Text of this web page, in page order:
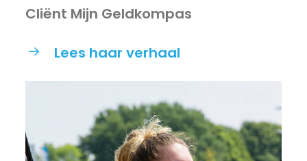
Cliënt Mijn Geldkompas
Lees haar verhaal